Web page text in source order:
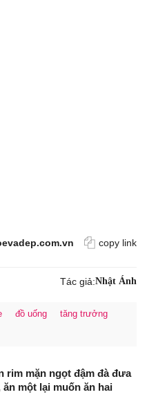
copy link
Tác giả:Nhật Ánh
đồ uống
tăng trưởng
rim mặn ngọt đậm đà đưa
ăn một lại muốn ăn hai